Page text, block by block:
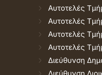
Αυτοτελές
Αυτοτελές
Αυτοτελές
Αυτοτελές
Διεύθυνση